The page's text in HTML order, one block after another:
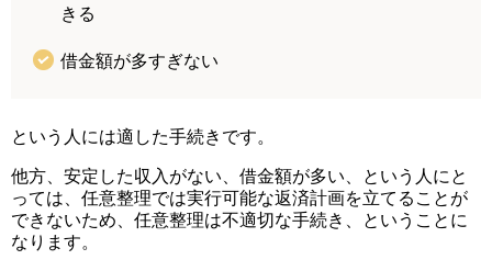
きる
借金額が多すぎない
という人には適した手続きです。
他方、安定した収入がない、借金額が多い、という人にと
っては、任意整理では実行可能な返済計画を立てることが
できないため、任意整理は不適切な手続き、ということに
なります。